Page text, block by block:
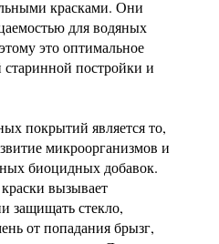
красками. Они
для водяных
это оптимальное
постройки и
покрытий является то,
микроорганизмов и
биоцидных добавок.
вызывает
защищать стекло,
от попадания брызг,